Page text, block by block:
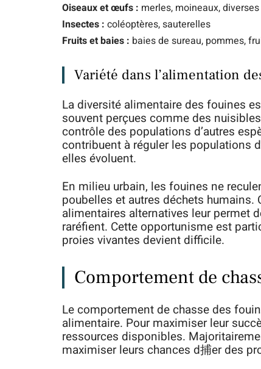
Oiseaux et œufs : merles, moineaux,
Insectes : coléoptères, sauterelles
Fruits et baies : baies de sureau, pommes,
Variété dans l’alimentation
La diversité alimentaire des fouines
souvent perçues comme des
contrôle des populations d’autres
contribuent à réguler les populations
elles évoluent.
En milieu urbain, les fouines ne
poubelles et autres déchets humains.
alimentaires alternatives leur permet
raréfient. Cette opportunisme est
proies vivantes devient difficile.
Comportement de
Le comportement de chasse des
alimentaire. Pour maximiser leur
ressources disponibles.
maximiser leurs chances d捕er des